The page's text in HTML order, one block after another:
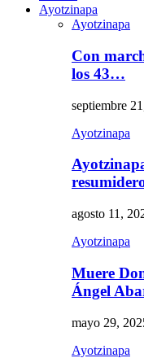
Ayotzinapa
Ayotzinapa
Con
los 43…
septiembre
Ayotzinapa
agosto 11,
Ayotzinapa
Muere
Ángel
mayo 29,
Ayotzinapa